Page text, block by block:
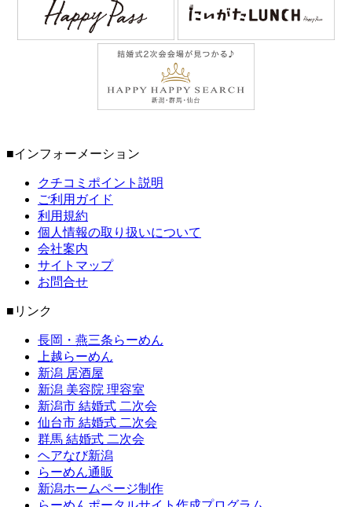
■インフォーメーション
クチコミポイント説明
ご利用ガイド
利用規約
個人情報の取り扱いについて
会社案内
サイトマップ
お問合せ
■リンク
長岡・燕三条らーめん
上越らーめん
新潟 居酒屋
新潟 美容院 理容室
新潟市 結婚式 二次会
仙台市 結婚式 二次会
群馬 結婚式 二次会
ヘアなび新潟
らーめん通販
新潟ホームページ制作